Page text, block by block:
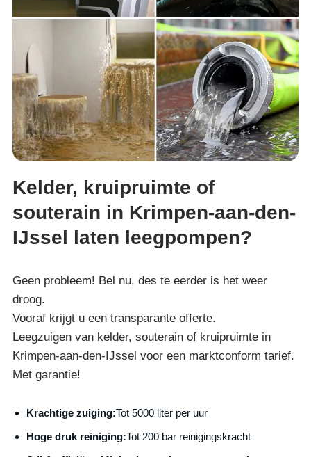
Kelder, kruipruimte of
souterain in Krimpen-aan-den-
IJssel laten leegpompen?
Geen probleem! Bel nu, des te eerder is het weer
droog.
Vooraf krijgt u een transparante offerte.
Leegzuigen van kelder, souterain of kruipruimte in
Krimpen-aan-den-IJssel voor een marktconform tarief.
Met garantie!
Krachtige zuiging:Tot 5000 liter per uur
Hoge druk reiniging:Tot 200 bar reinigingskracht